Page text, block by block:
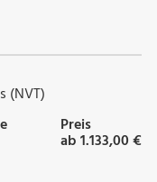
(NVT)
Preis
ab 1.133,00 €